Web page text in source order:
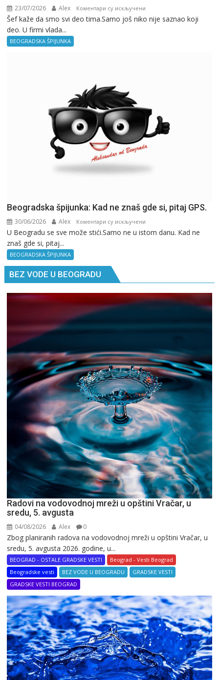
23/07/2026 Alex Коментари су искључени
Beogradska
Šef kaže da smo svi deo tima.Samo još niko nije saznao koji
deo. U firmi vlada...
BEOGRADSKA ŠPIJUNKA
Beogradska špijunka: Kad ne znaš gde si, pitaj GPS.
30/06/2026 Alex Коментари су искључени
Beogradska
si,
U Beogradu se sve može stići.Samo ne u istom danu. Kad ne
znaš gde si, pitaj...
BEOGRADSKA ŠPIJUNKA
BEZ VODE U BEOGRADU
Radovi na vodovodnoj mreži u opštini Vračar, u
sredu, 5. avgusta
04/08/2026 Alex 0
Zbog planiranih radova na vodovodnoj mreži u opštini Vračar, u
sredu, 5. avgusta 2026. godine, u...
BEOGRAD - OSTALE GRADSKE VESTI
Beograd - Vesti Beograd
Beogradske vesti
BEZ VODE U BEOGRADU
GRADSKE VESTI
GRADSKE VESTI BEOGRAD